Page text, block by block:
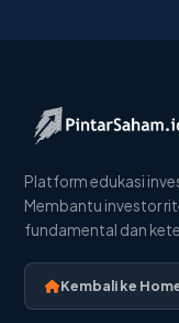
Platform edukasi
Membantu investor
fundamental dan
Kembali ke